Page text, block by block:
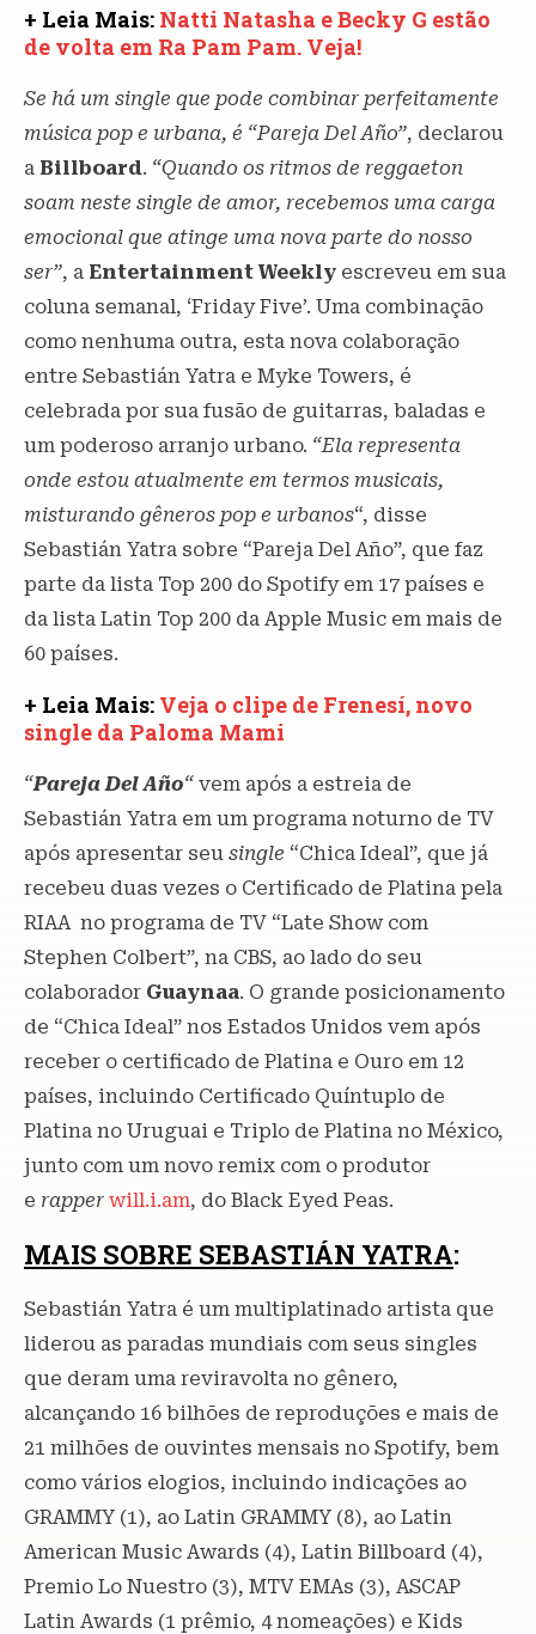
+ Leia Mais: Natti Natasha e Becky G estão
de volta em Ra Pam Pam. Veja!
Se há um single que pode combinar perfeitamente
música pop e urbana, é “Pareja Del Año”, declarou
a Billboard. “Quando os ritmos de reggaeton
soam neste single de amor, recebemos uma carga
emocional que atinge uma nova parte do nosso
ser”, a Entertainment Weekly escreveu em sua
coluna semanal, ‘Friday Five’. Uma combinação
como nenhuma outra, esta nova colaboração
entre Sebastián Yatra e Myke Towers, é
celebrada por sua fusão de guitarras, baladas e
um poderoso arranjo urbano. “Ela representa
onde estou atualmente em termos musicais,
misturando gêneros pop e urbanos“, disse
Sebastián Yatra sobre “Pareja Del Año”, que faz
parte da lista Top 200 do Spotify em 17 países e
da lista Latin Top 200 da Apple Music em mais de
60 países.
+ Leia Mais: Veja o clipe de Frenesí, novo
single da Paloma Mami
“Pareja Del Año“ vem após a estreia de
Sebastián Yatra em um programa noturno de TV
após apresentar seu single “Chica Ideal”, que já
recebeu duas vezes o Certificado de Platina pela
RIAA no programa de TV “Late Show com
Stephen Colbert”, na CBS, ao lado do seu
colaborador Guaynaa. O grande posicionamento
de “Chica Ideal” nos Estados Unidos vem após
receber o certificado de Platina e Ouro em 12
países, incluindo Certificado Quíntuplo de
Platina no Uruguai e Triplo de Platina no México,
junto com um novo remix com o produtor
e rapper will.i.am, do Black Eyed Peas.
MAIS SOBRE SEBASTIÁN YATRA:
Sebastián Yatra é um multiplatinado artista que
liderou as paradas mundiais com seus singles
que deram uma reviravolta no gênero,
alcançando 16 bilhões de reproduções e mais de
21 milhões de ouvintes mensais no Spotify, bem
como vários elogios, incluindo indicações ao
GRAMMY (1), ao Latin GRAMMY (8), ao Latin
American Music Awards (4), Latin Billboard (4),
Premio Lo Nuestro (3), MTV EMAs (3), ASCAP
Latin Awards (1 prêmio, 4 nomeações) e Kids